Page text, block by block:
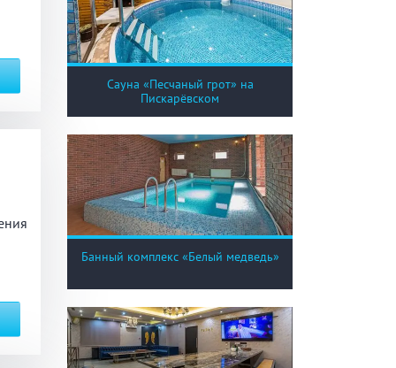
Сауна «Песчаный грот» на
Пискарёвском
Банный комплекс «Белый медведь»